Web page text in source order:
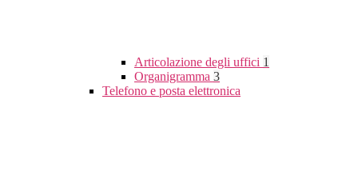
Articolazione degli uffici 1
Organigramma 3
Telefono e posta elettronica